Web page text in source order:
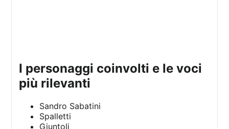
i personaggi coinvolti e le voci
più rilevanti
Sandro Sabatini
Spalletti
Giuntoli